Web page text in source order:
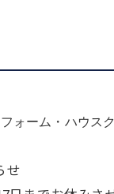
ォーム・ハウス
せ